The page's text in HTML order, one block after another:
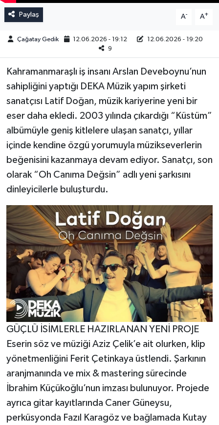
Paylaş A- A+
Çağatay Gedik 12.06.2026 - 19:12
12.06.2026 - 19:20
9
Kahramanmaraşlı iş insanı Arslan Deveboynu’nun
sahipliğini yaptığı DEKA Müzik yapım şirketi
sanatçısı Latif Doğan, müzik kariyerine yeni bir
eser daha ekledi. 2003 yılında çıkardığı “Küstüm”
albümüyle geniş kitlelere ulaşan sanatçı, yıllar
içinde kendine özgü yorumuyla müzikseverlerin
beğenisini kazanmaya devam ediyor. Sanatçı, son
olarak “Oh Canıma Değsin” adlı yeni şarkısını
dinleyicilerle buluşturdu.
GÜÇLÜ İSİMLERLE HAZIRLANAN YENİ PROJE
Eserin söz ve müziği Aziz Çelik’e ait olurken, klip
yönetmenliğini Ferit Çetinkaya üstlendi. Şarkının
aranjmanında ve mix & mastering sürecinde
İbrahim Küçükoğlu’nun imzası bulunuyor. Projede
ayrıca gitar kayıtlarında Caner Güneysu,
perküsyonda Fazıl Karagöz ve bağlamada Kutay